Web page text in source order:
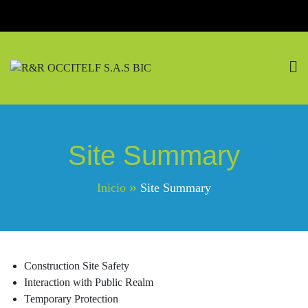
Site Summary
Inicio Site Summary
Construction Site Safety
Interaction with Public Realm
Temporary Protection